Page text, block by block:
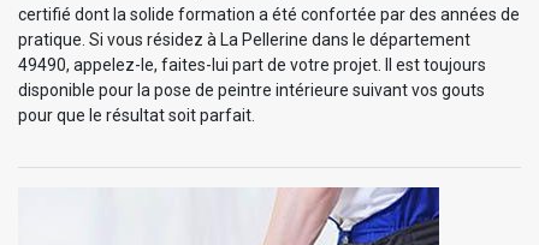
certifié dont la solide formation a été confortée par des années de
pratique. Si vous résidez à La Pellerine dans le département
49490, appelez-le, faites-lui part de votre projet. Il est toujours
disponible pour la pose de peintre intérieure suivant vos gouts
pour que le résultat soit parfait.